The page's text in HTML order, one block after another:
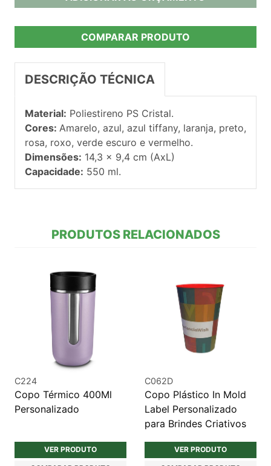
COMPARAR PRODUTO
DESCRIÇÃO TÉCNICA
Material: Poliestireno PS Cristal.
Cores: Amarelo, azul, azul tiffany, laranja, preto,
rosa, roxo, verde escuro e vermelho.
Dimensões: 14,3 x 9,4 cm (AxL)
Capacidade: 550 ml.
PRODUTOS RELACIONADOS
C224
Copo Térmico 400Ml
Personalizado
VER PRODUTO
C062D
Copo Plástico In Mold
Label Personalizado
para Brindes Criativos
VER PRODUTO